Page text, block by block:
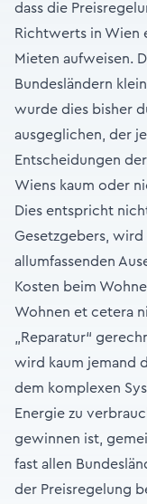
dass die
Richtwerts in Wien
Mieten aufweisen.
Bundesländern
wurde dies bisher
ausgeglichen, der
Entscheidungen
Wiens kaum oder
Dies entspricht
Gesetzgebers,
allumfassenden
Kosten beim
Wohnen et cetera
„Reparatur“
wird kaum jemand
dem komplexen
Energie zu
gewinnen ist,
fast allen
der Preisregelung